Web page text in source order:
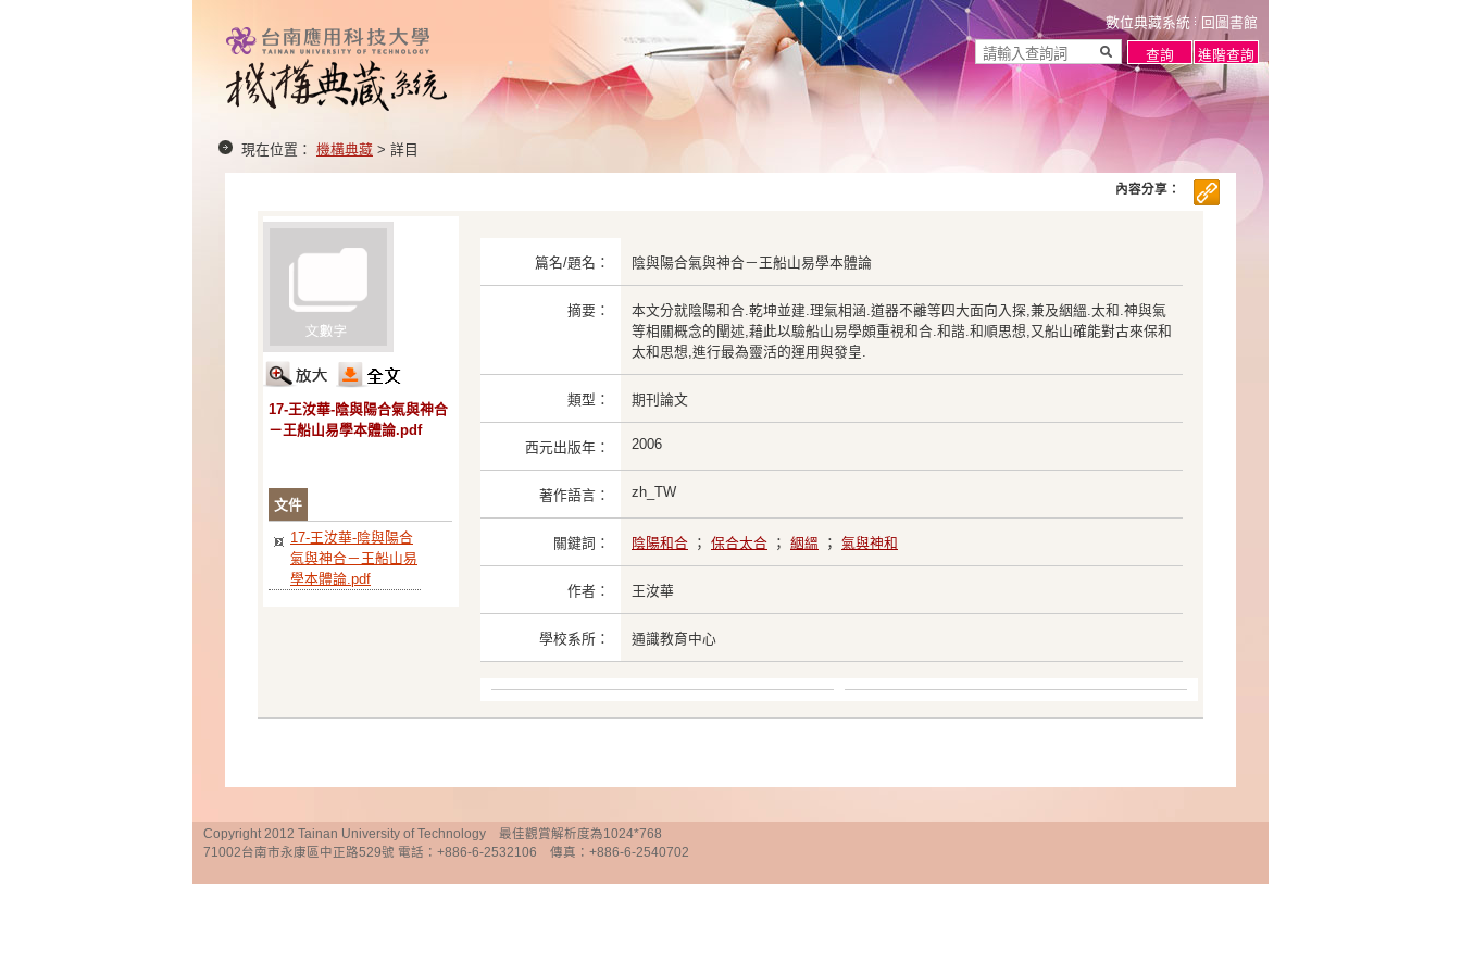
數位典藏系統 回圖書館
現在位置： 機構典藏 > 詳目
17-王汝華-陰與陽合氣與神合
－王船山易學本體論.pdf
文件
17-王汝華-陰與陽合
氣與神合－王船山易
學本體論.pdf
篇名/題名： 陰與陽合氣與神合－王船山易學本體論
摘要：
本文分就陰陽和合.乾坤並建.理氣相涵.道器不離等四大面向入探,兼及絪縕.太和.神與氣
等相關概念的闡述,藉此以驗船山易學頗重視和合.和諧.和順思想,又船山確能對古來保和
太和思想,進行最為靈活的運用與發皇.
類型： 期刊論文
西元出版年： 2006
著作語言： zh_TW
關鍵詞： 陰陽和合 ； 保合太合 ； 絪縕 ； 氣與神和
作者： 王汝華
學校系所： 通識教育中心
內容分享：
Copyright 2012 Tainan University of Technology 最佳觀賞解析度為1024*768
71002台南市永康區中正路529號 電話：+886-6-2532106 傳真：+886-6-2540702